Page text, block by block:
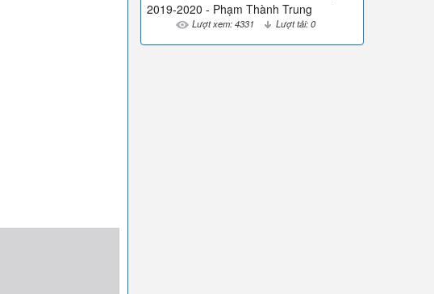
2019-2020 - Phạm Thành Trung
Lượt xem: 4331 Lượt tải: 0